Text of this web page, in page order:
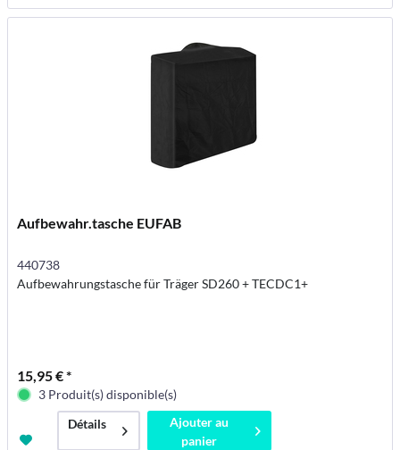
Aufbewahr.tasche EUFAB
440738
Aufbewahrungstasche für Träger SD260 + TECDC1+
15,95 € *
3 Produit(s) disponible(s)
Détails
Ajouter au
panier